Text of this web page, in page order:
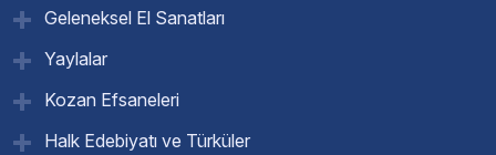
Geleneksel El Sanatları
Yaylalar
Kozan Efsaneleri
Halk Edebiyatı ve Türküler